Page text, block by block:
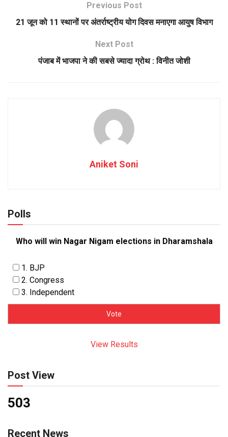
Previous Post
21 जून को 11 स्थानों पर अंतर्राष्ट्रीय योग दिवस मनाएगा आयुष विभाग
Next Post
पंजाब में भाजपा ने की सबसे ज्यादा ग्रोथ : विनीत जोशी
Aniket Soni
Polls
Who will win Nagar Nigam elections in Dharamshala
1. BJP
2. Congress
3. Independent
View Results
Post View
503
Recent News